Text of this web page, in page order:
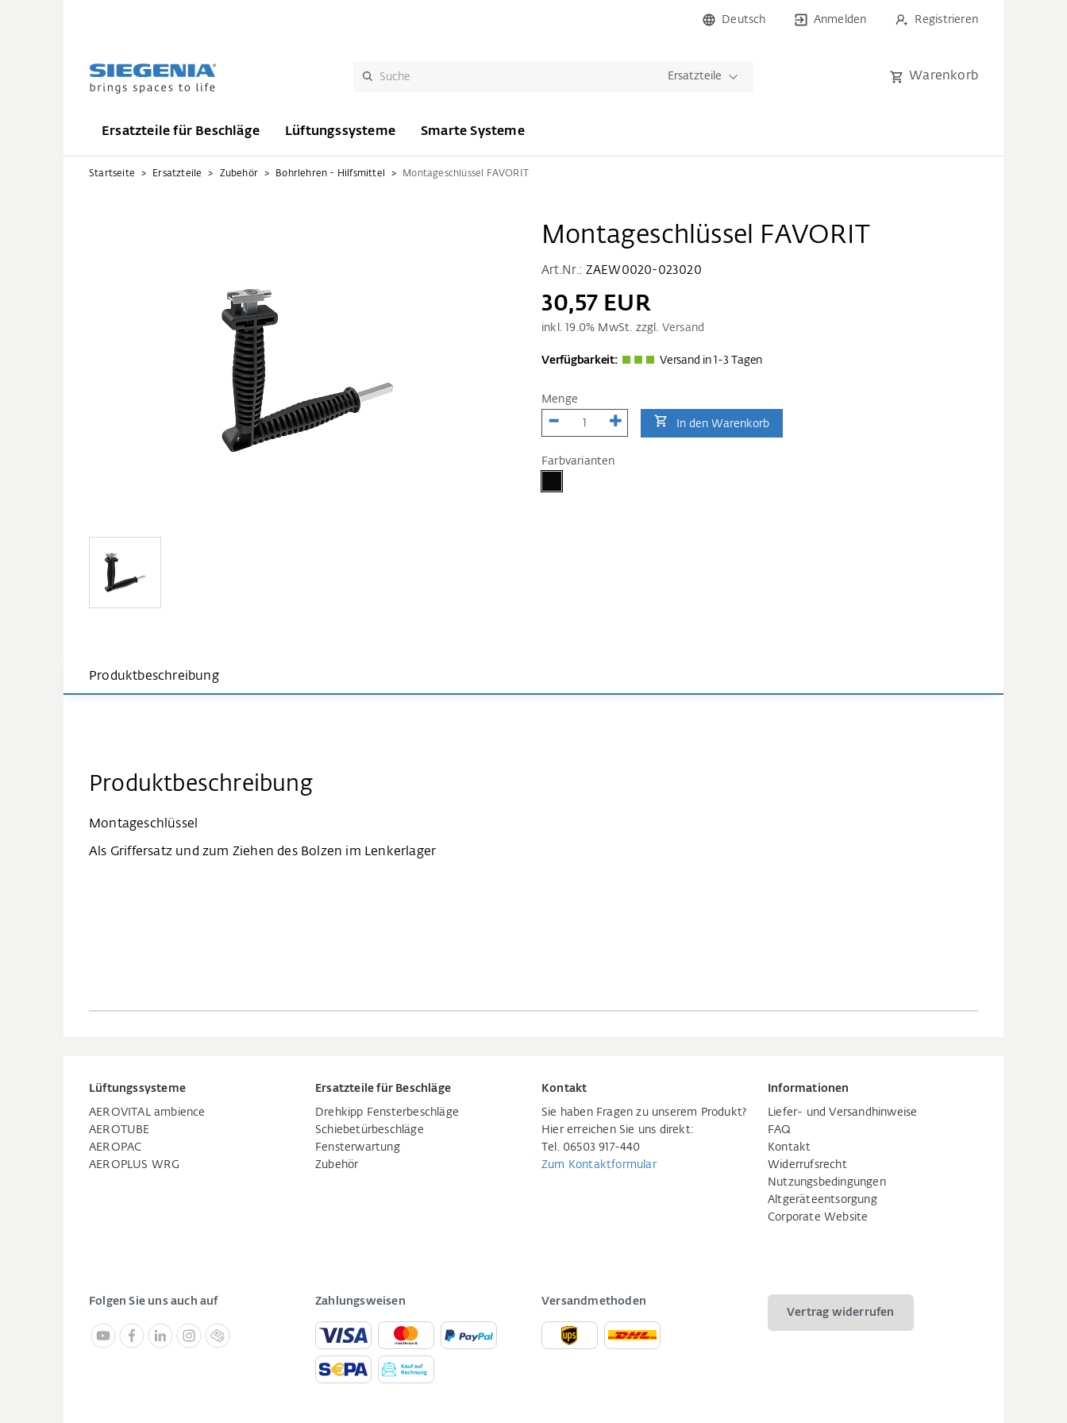
Deutsch Anmelden Registrieren
Ersatzteile Warenkorb
Ersatzteile für Beschläge Lüftungssysteme Smarte Systeme
Startseite Ersatzteile Zubehör Bohrlehren - Hilfsmittel Montageschlüssel FAVORIT
Montageschlüssel FAVORIT
Art.Nr.: ZAEW0020-023020
30,57 EUR
inkl. 19.0% MwSt. zzgl. Versand
Verfügbarkeit: Versand in 1-3 Tagen
Menge
In den Warenkorb
Farbvarianten
Produktbeschreibung
Produktbeschreibung
Montageschlüssel
Als Griffersatz und zum Ziehen des Bolzen im Lenkerlager
Lüftungssysteme
AEROVITAL ambience
AEROTUBE
AEROPAC
AEROPLUS WRG
Ersatzteile für Beschläge
Drehkipp Fensterbeschläge
Schiebetürbeschläge
Fensterwartung
Zubehör
Kontakt
Sie haben Fragen zu unserem Produkt?
Hier erreichen Sie uns direkt:
Tel. 06503 917-440
Zum Kontaktformular
Informationen
Liefer- und Versandhinweise
FAQ
Kontakt
Widerrufsrecht
Nutzungsbedingungen
Altgeräteentsorgung
Corporate Website
Folgen Sie uns auch auf Zahlungsweisen
Versandmethoden
Vertrag widerrufen